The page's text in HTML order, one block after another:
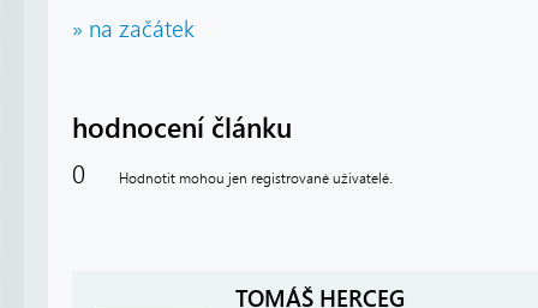
» na začátek
hodnocení článku
0 Hodnotit mohou jen registrované uživatelé.
TOMÁŠ HERCEG